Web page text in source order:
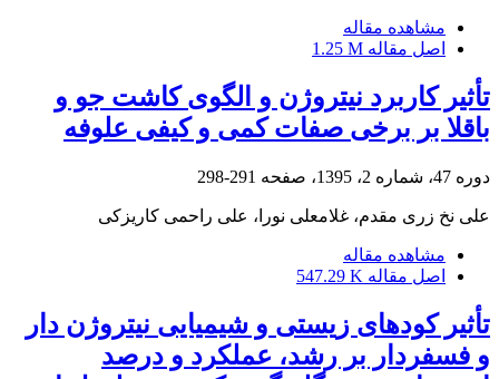
مشاهده مقاله
اصل مقاله 1.25 M
تأثیر کاربرد نیتروژن و الگوی کاشت جو و
باقلا بر برخی صفات کمی و کیفی علوفه
دوره 47، شماره 2، 1395، صفحه 291-298
علی نخ زری مقدم، غلامعلی نورا، علی راحمی کاریزکی
مشاهده مقاله
اصل مقاله 547.29 K
تأثیر کودهای زیستی و شیمیایی نیتروژن دار
و فسفردار بر رشد، عملکرد و درصد